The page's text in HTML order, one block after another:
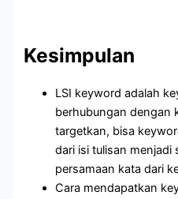
Kesimpulan
LSI keyword adalah
berhubungan dengan
targetkan, bisa
dari isi tulisan menjadi
persamaan kata dari
Cara mendapatkan